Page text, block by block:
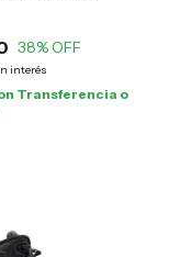
38% OFF
interés
Transferencia o